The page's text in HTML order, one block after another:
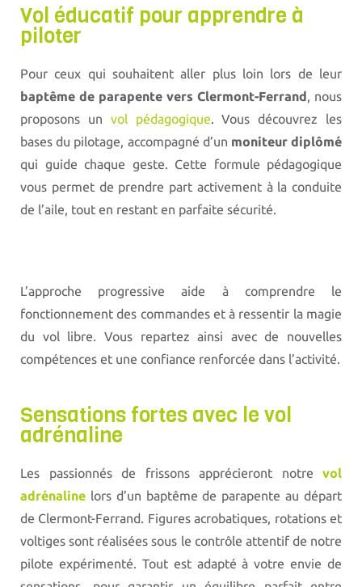
Vol éducatif pour apprendre à
piloter
Pour ceux qui souhaitent aller plus loin lors de leur
baptême de parapente vers Clermont-Ferrand, nous
proposons un vol pédagogique. Vous découvrez les
bases du pilotage, accompagné d’un moniteur diplômé
qui guide chaque geste. Cette formule pédagogique
vous permet de prendre part activement à la conduite
de l’aile, tout en restant en parfaite sécurité.
L’approche progressive aide à comprendre le
fonctionnement des commandes et à ressentir la magie
du vol libre. Vous repartez ainsi avec de nouvelles
compétences et une confiance renforcée dans l’activité.
Sensations fortes avec le vol
adrénaline
Les passionnés de frissons apprécieront notre vol
adrénaline lors d’un baptême de parapente au départ
de Clermont-Ferrand. Figures acrobatiques, rotations et
voltiges sont réalisées sous le contrôle attentif de notre
pilote expérimenté. Tout est adapté à votre envie de